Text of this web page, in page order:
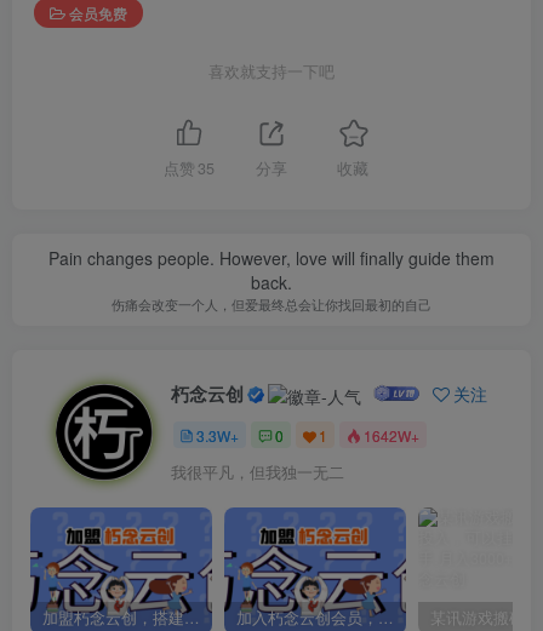
会员免费
喜欢就支持一下吧
点赞 35 分享 收藏
Pain changes people. However, love will finally guide them
back.
伤痛会改变一个人，但爱最终总会让你找回最初的自己
朽念云创 关注
3.3W+ 0 1 1642W+
我很平凡，但我独一无二
加盟朽念云创，搭建同款项目资源站，实现日入2000+ 加入朽念云创会员，全站资源免费学习。